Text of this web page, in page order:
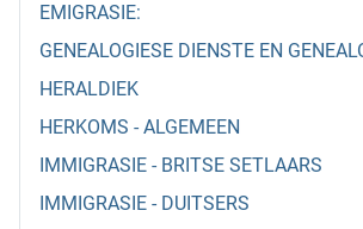
EMIGRASIE:
GENEALOGIESE DIENSTE EN
HERALDIEK
HERKOMS - ALGEMEEN
IMMIGRASIE - BRITSE SETLAARS
IMMIGRASIE - DUITSERS